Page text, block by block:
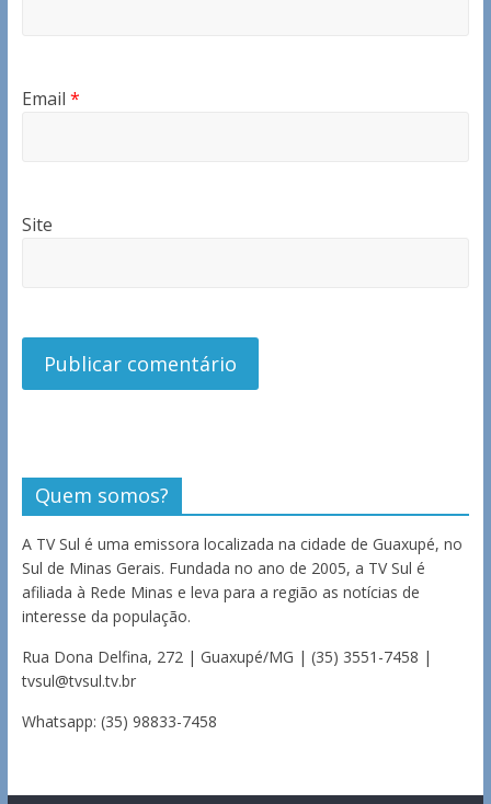
Email *
Site
Quem somos?
A TV Sul é uma emissora localizada na cidade de Guaxupé, no
Sul de Minas Gerais. Fundada no ano de 2005, a TV Sul é
afiliada à Rede Minas e leva para a região as notícias de
interesse da população.
Rua Dona Delfina, 272 | Guaxupé/MG | (35) 3551-7458 |
tvsul@tvsul.tv.br
Whatsapp: (35) 98833-7458